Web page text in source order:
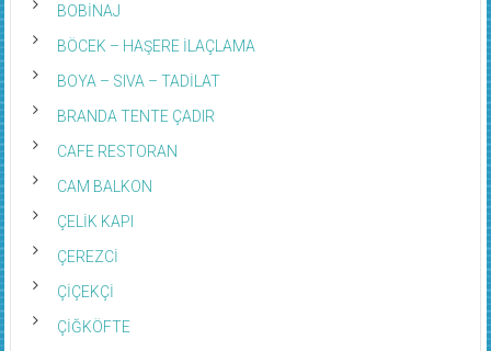
BOBİNAJ
BÖCEK – HAŞERE İLAÇLAMA
BOYA – SIVA – TADİLAT
BRANDA TENTE ÇADIR
CAFE RESTORAN
CAM BALKON
ÇELİK KAPI
ÇEREZCİ
ÇİÇEKÇİ
ÇİĞKÖFTE